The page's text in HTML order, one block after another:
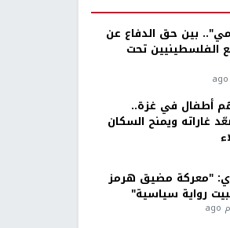
بين حق الدفاع عن
الفلسطينيين تحت
أطفال في غزة..
غاراته ويمنح السكان
"معركة مضيق هرمز
رواية سياسية"